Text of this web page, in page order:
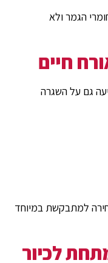
הגמר ולא
חיים
גם על השגרה
למתבקשת במיוחד
לכיור